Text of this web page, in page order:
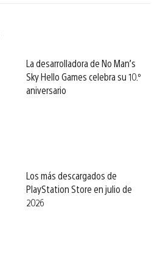
La desarrolladora de No Man’s
Sky Hello Games celebra su 10.º
aniversario
Los más descargados de
PlayStation Store en julio de
2026